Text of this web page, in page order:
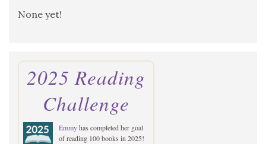
None yet!
2025 Reading
Challenge
Emmyhas completed her goal
of reading 100 books in 2025!